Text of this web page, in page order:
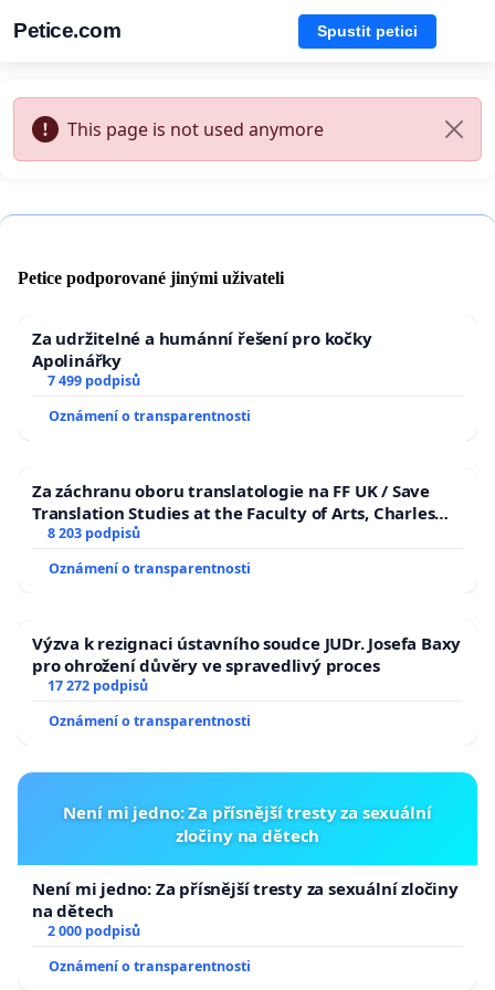
Petice.com Spustit petici
This page is not used anymore
Petice podporované jinými uživateli
Za udržitelné a humánní řešení pro kočky
Apolinářky
7 499 podpisů
Oznámení o transparentnosti
Za záchranu oboru translatologie na FF UK / Save
Translation Studies at the Faculty of Arts, Charles
University
8 203 podpisů
Oznámení o transparentnosti
Výzva k rezignaci ústavního soudce JUDr. Josefa Baxy
pro ohrožení důvěry ve spravedlivý proces
17 272 podpisů
Oznámení o transparentnosti
Není mi jedno: Za přísnější tresty za sexuální
zločiny na dětech
Není mi jedno: Za přísnější tresty za sexuální zločiny
na dětech
2 000 podpisů
Oznámení o transparentnosti